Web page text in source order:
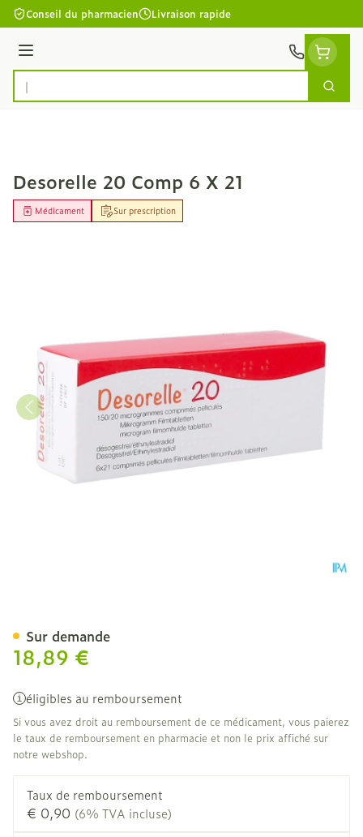
Aller au contenu
Conseil du pharmacien Livraison rapide
Menu
Rechercher
Desorelle 20 Comp 6 X 21
Sur prescription
Médicament
18,89 €
éligibles au remboursement
Si vous avez droit au remboursement de ce médicament, vous paierez
le taux de remboursement en pharmacie et non le prix affiché sur
notre webshop.
Taux de remboursement
€ 0,90 (6% TVA incluse)
Sur demande